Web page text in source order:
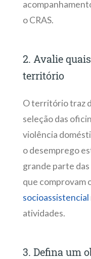
o CRAS.
2. Avalie
território
O território traz
seleção das
violência
o desemprego
grande parte das
que comprovam
socioassistencial
atividades.
3. Defina um